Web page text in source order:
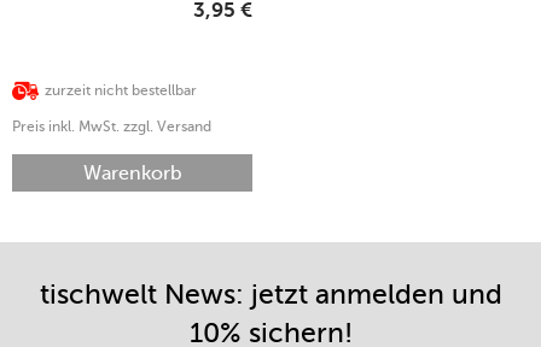
zurzeit nicht bestellbar
3,95 €
Preis inkl. MwSt. zzgl. Versand
Warenkorb
tischwelt News: jetzt anmelden und
10% sichern!